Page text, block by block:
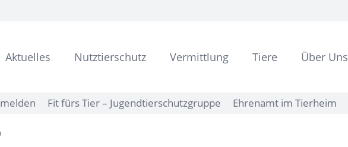
Aktuelles Nutztierschutz Vermittlung Tiere Über Uns
Fit fürs Tier – Jugendtierschutzgruppe Ehrenamt im Tierheim